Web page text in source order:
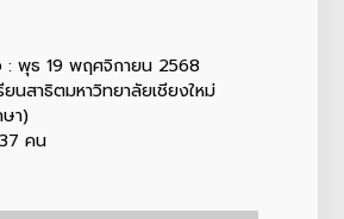
: พุธ 19 พฤศจิกายน 2568
ยนสาธิตมหาวิทยาลัยเชียงใหม่
า)
คน